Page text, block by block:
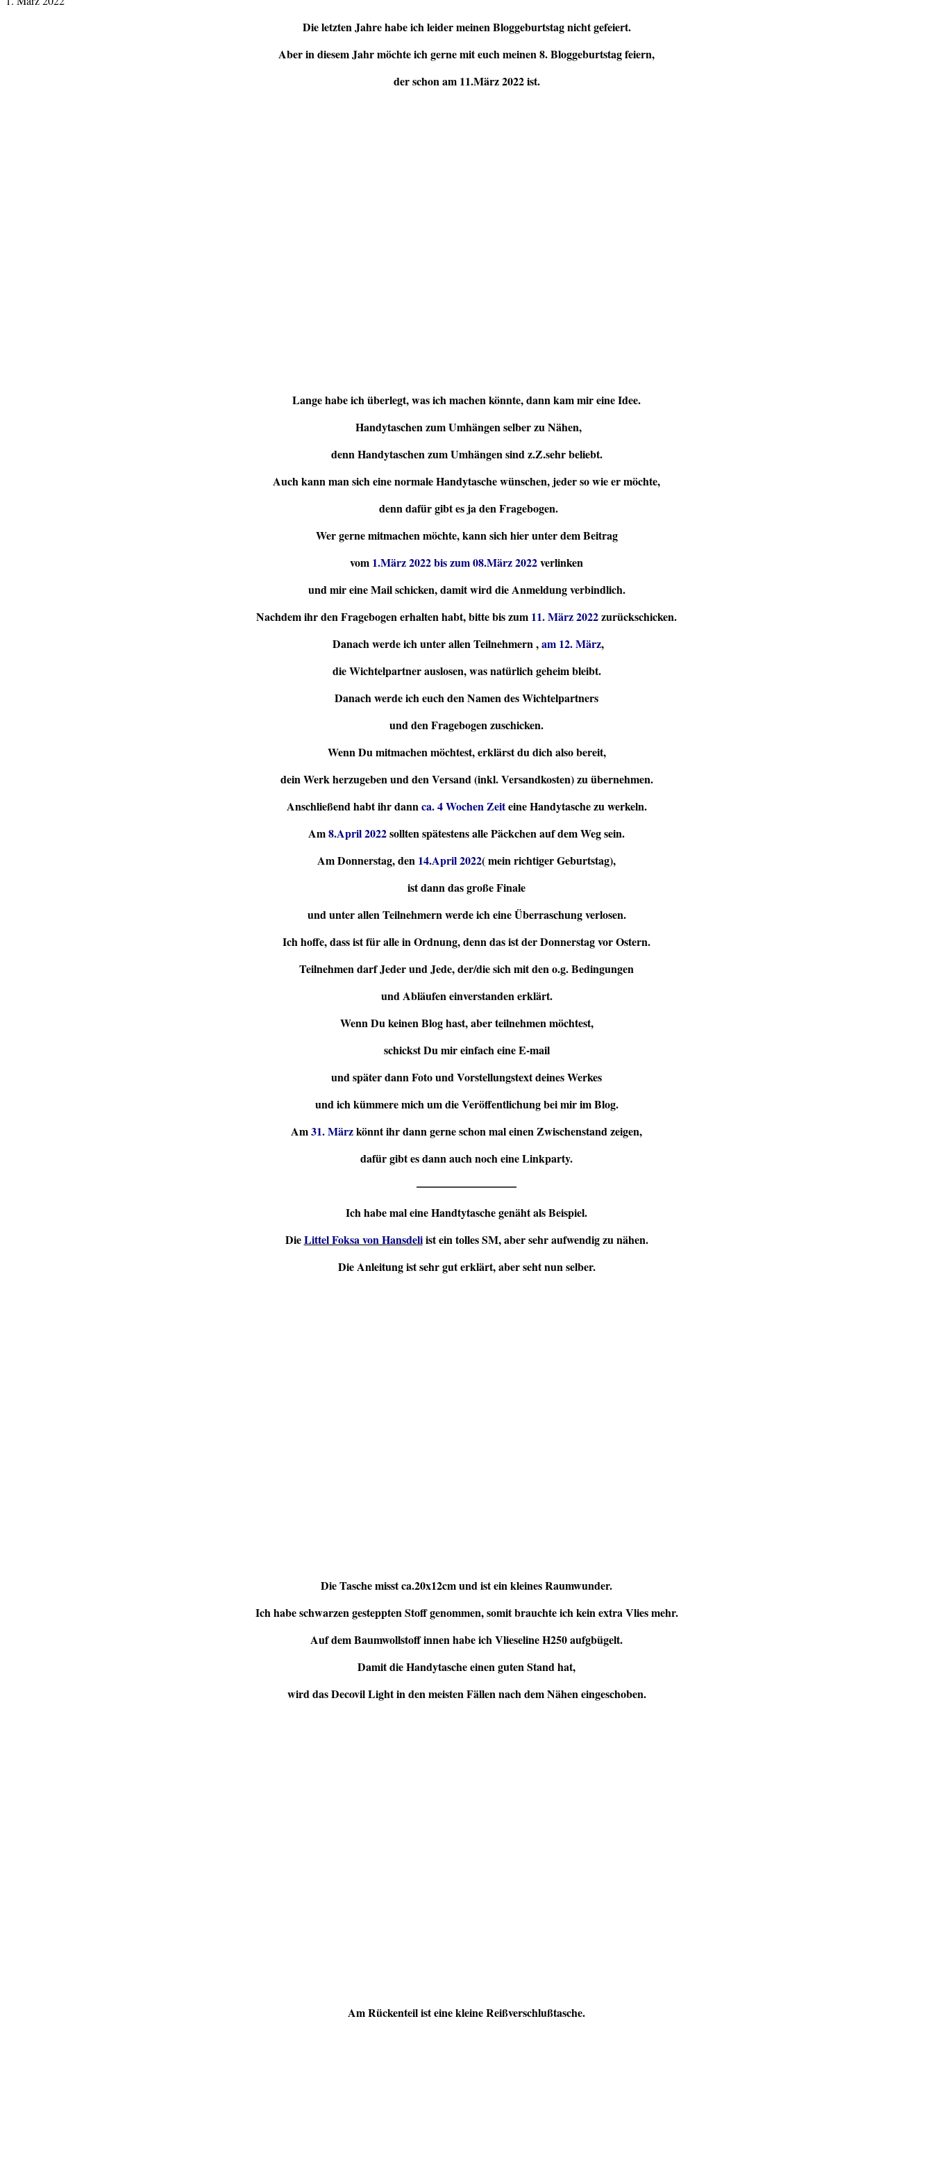
Die letzten Jahre habe ich leider meinen Bloggeburtstag nicht gefeiert.
Aber in diesem Jahr möchte ich gerne mit euch meinen 8. Bloggeburtstag feiern,
der schon am 11.März 2022 ist.
Lange habe ich überlegt, was ich machen könnte, dann kam mir eine Idee.
Handytaschen zum Umhängen selber zu Nähen,
denn Handytaschen zum Umhängen sind z.Z.sehr beliebt.
Auch kann man sich eine normale Handytasche wünschen, jeder so wie er möchte,
denn dafür gibt es ja den Fragebogen.
Wer gerne mitmachen möchte, kann sich hier unter dem Beitrag
vom 1.März 2022 bis zum 08.März 2022verlinken
und mir eine Mail schicken, damit wird die Anmeldung verbindlich.
Nachdem ihr den Fragebogen erhalten habt, bitte bis zum 11. März 2022zurückschicken.
Danach werde ich unter allen Teilnehmern ,am 12. März,
die Wichtelpartner auslosen,was natürlich geheim bleibt.
Danach werde ich euch den Namen des Wichtelpartners
und den Fragebogen zuschicken.
Wenn Du mitmachen möchtest, erklärst du dich also bereit,
dein Werk herzugeben und den Versand (inkl. Versandkosten) zu übernehmen.
Anschließend habt ihr dannca. 4 Wochen Zeiteine Handytasche zu werkeln.
Am8.April 2022sollten spätestens alle Päckchen auf dem Weg sein.
Am Donnerstag, den 14.April 2022( mein richtiger Geburtstag),
ist dann das große Finale
und unter allen Teilnehmern werde ich eine Überraschung verlosen.
Ich hoffe, dass ist für alle in Ordnung, denn das ist der Donnerstag vor Ostern.
Teilnehmen darf Jeder und Jede, der/die sich mit den o.g. Bedingungen
und Abläufen einverstanden erklärt.
Wenn Du keinen Blog hast, aber teilnehmen möchtest,
schickst Du mir einfach eine E-mail
und später dann Foto und Vorstellungstext deines Werkes
und ich kümmere mich um die Veröffentlichung bei mir im Blog.
Am31. Märzkönnt ihr dann gerne schon mal einen Zwischenstand zeigen,
dafür gibt es dann auch noch eine Linkparty.
—————————
Ich habe mal eine Handtytasche genäht als Beispiel.
DieLittel Foksa von Hansdeliist ein tolles SM, aber sehr aufwendig zu nähen.
Die Anleitung ist sehr gut erklärt, aber seht nun selber.
Die Tasche misst ca.20x12cm und ist ein kleines Raumwunder.
Ich habe schwarzen gesteppten Stoff genommen, somit brauchte ich kein extra Vlies mehr.
Auf dem Baumwollstoff innen habe ich Vlieseline H250 aufgbügelt.
Damit die Handytasche einen guten Stand hat,
wird das Decovil Light in den meisten Fällen nach dem Nähen eingeschoben.
Am Rückenteil ist eine kleine Reißverschlußtasche.